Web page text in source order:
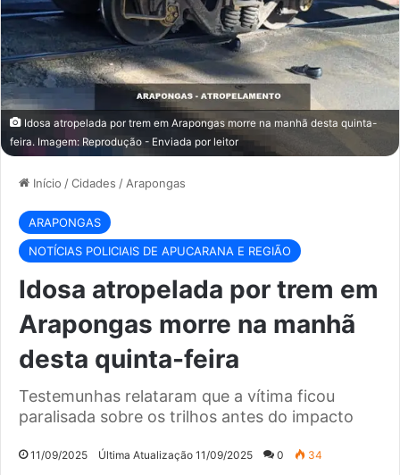
Idosa atropelada por trem em Arapongas morre na manhã desta quinta-
feira. Imagem: Reprodução - Enviada por leitor
Início /Cidades / Arapongas
ARAPONGAS
NOTÍCIAS POLICIAIS DE APUCARANA E REGIÃO
Idosa atropelada por trem em
Arapongas morre na manhã
desta quinta-feira
Testemunhas relataram que a vítima ficou
paralisada sobre os trilhos antes do impacto
11/09/2025 Última Atualização 11/09/2025 0 34